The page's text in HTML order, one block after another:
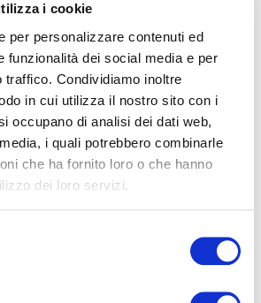
i cookie
per personalizzare contenuti ed
funzionalità dei social media e per
traffico. Condividiamo inoltre
in cui utilizza il nostro sito con i
occupano di analisi dei dati web,
i quali potrebbero combinarle
che ha fornito loro o che hanno
dei loro servizi.
bianca per lo sciatore – raconta
soddisfazione nello sbarcare
pedalare con il completo corto
quasi un appuntamento fissi per moltissimi
le numerose giornate di bel tempo
delle realtà che sta investendo
. La qualità delle strutture bike-
nei confronti di chi pedala
in bicicletta con Bike Division?